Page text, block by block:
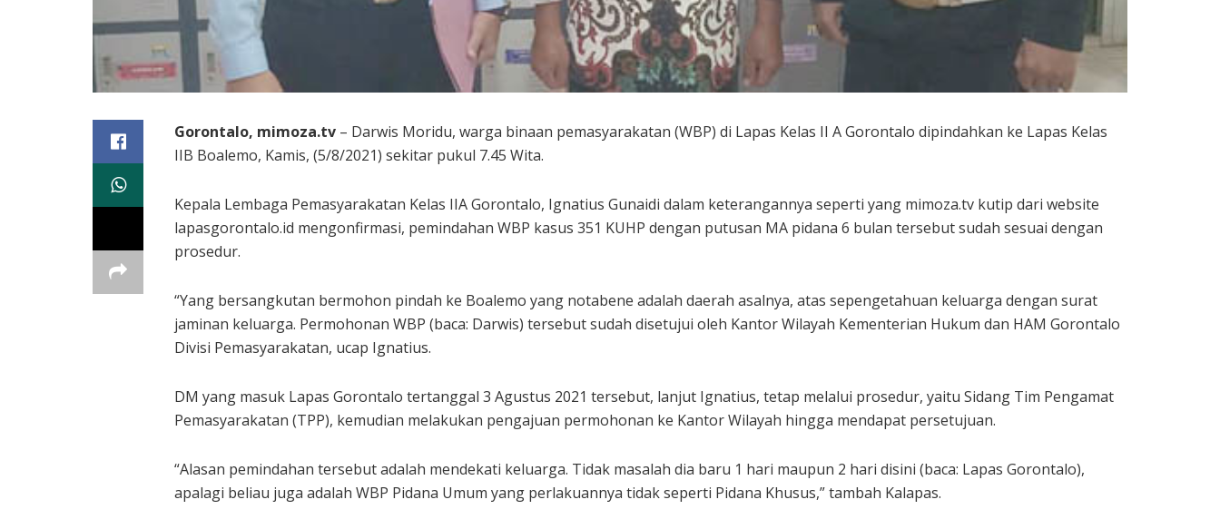
Gorontalo, mimoza.tv – Darwis Moridu, warga binaan pemasyarakatan (WBP) di Lapas Kelas II A Gorontalo dipindahkan ke Lapas Kelas
IIB Boalemo, Kamis, (5/8/2021) sekitar pukul 7.45 Wita.
Kepala Lembaga Pemasyarakatan Kelas IIA Gorontalo, Ignatius Gunaidi dalam keterangannya seperti yang mimoza.tv kutip dari website
lapasgorontalo.id mengonfirmasi, pemindahan WBP kasus 351 KUHP dengan putusan MA pidana 6 bulan tersebut sudah sesuai dengan
prosedur.
“Yang bersangkutan bermohon pindah ke Boalemo yang notabene adalah daerah asalnya, atas sepengetahuan keluarga dengan surat
jaminan keluarga. Permohonan WBP (baca: Darwis) tersebut sudah disetujui oleh Kantor Wilayah Kementerian Hukum dan HAM Gorontalo
Divisi Pemasyarakatan, ucap Ignatius.
DM yang masuk Lapas Gorontalo tertanggal 3 Agustus 2021 tersebut, lanjut Ignatius, tetap melalui prosedur, yaitu Sidang Tim Pengamat
Pemasyarakatan (TPP), kemudian melakukan pengajuan permohonan ke Kantor Wilayah hingga mendapat persetujuan.
“Alasan pemindahan tersebut adalah mendekati keluarga. Tidak masalah dia baru 1 hari maupun 2 hari disini (baca: Lapas Gorontalo),
apalagi beliau juga adalah WBP Pidana Umum yang perlakuannya tidak seperti Pidana Khusus,” tambah Kalapas.